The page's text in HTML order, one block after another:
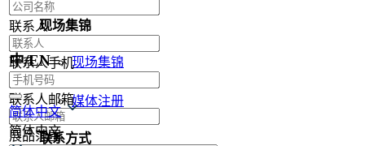
现场集锦
现场集锦
媒体注册
联系方式
联系人
联系人手机
联系人邮箱
展品范围
中/EN
简体中文
简体中文